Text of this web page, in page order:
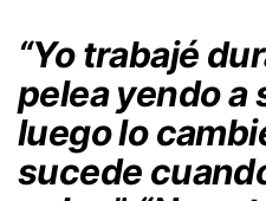
“Yo trabajé
pelea yendo a
luego lo
sucede